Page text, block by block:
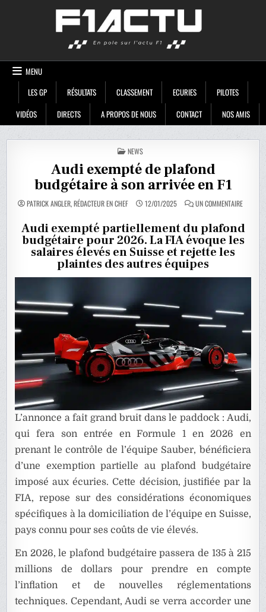
MENU
LES GP
RÉSULTATS CLASSEMENT ECURIES
PILOTES
VIDÉOS
DIRECTS A PROPOS DE NOUS CONTACT NOS AMIS
POSTED
IN
NEWS
Audi exempté de plafond
budgétaire à son arrivée en F1
PATRICK ANGLER, RÉDACTEUR EN CHEF 12/01/2025 UN COMMENTAIRESUR
AUDI
DE
PLAFOND
À
Audi exempté partiellement du plafond
budgétaire pour 2026. La FIA évoque les
salaires élevés en Suisse et rejette les
plaintes des autres équipes
L’annonce a fait grand bruit dans le paddock : Audi,
qui fera son entrée en Formule 1 en 2026 en
prenant le contrôle de l’équipe Sauber, bénéficiera
d’une exemption partielle au plafond budgétaire
imposé aux écuries. Cette décision, justifiée par la
FIA, repose sur des considérations économiques
spécifiques à la domiciliation de l’équipe en Suisse,
pays connu pour ses coûts de vie élevés.
En 2026, le plafond budgétaire passera de 135 à 215
millions de dollars pour prendre en compte
l’inflation et de nouvelles réglementations
techniques. Cependant, Audi se verra accorder une